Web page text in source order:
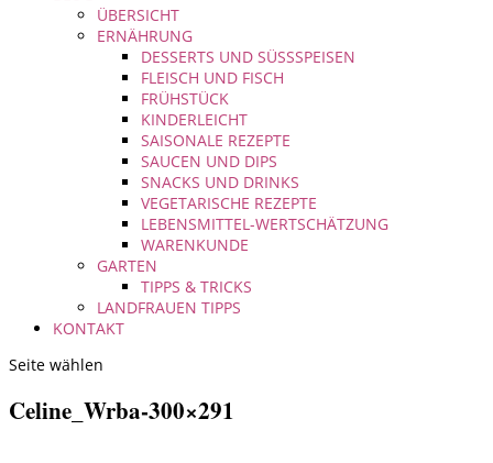
ÜBERSICHT
ERNÄHRUNG
DESSERTS UND SÜSSSPEISEN
FLEISCH UND FISCH
FRÜHSTÜCK
KINDERLEICHT
SAISONALE REZEPTE
SAUCEN UND DIPS
SNACKS UND DRINKS
VEGETARISCHE REZEPTE
LEBENSMITTEL-WERTSCHÄTZUNG
WARENKUNDE
GARTEN
TIPPS & TRICKS
LANDFRAUEN TIPPS
KONTAKT
Seite wählen
Celine_Wrba-300×291